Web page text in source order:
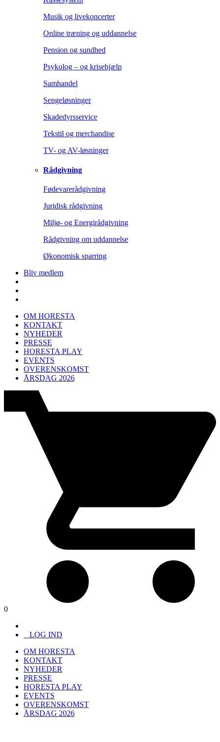
Musik og livekoncerter
Online træning og uddannelse
Pension og sundhed
Psykolog – og krisehjælp
Samhandel
Sengeløsninger
Skadedyrsservice
Tekstil og merchandise
TV- og AV-løsninger
Rådgivning
Fødevarerådgivning
Juridisk rådgivning
Miljø- og Energirådgivning
Rådgivning om uddannelse
Økonomisk sparring
Bliv medlem
OM HORESTA
KONTAKT
NYHEDER
PRESSE
HORESTA PLAY
EVENTS
OVERENSKOMST
ÅRSDAG 2026
0
LOG IND
OM HORESTA
KONTAKT
NYHEDER
PRESSE
HORESTA PLAY
EVENTS
OVERENSKOMST
ÅRSDAG 2026